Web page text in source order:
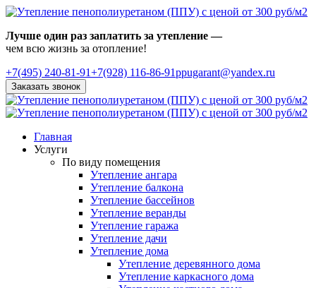
Лучше один раз заплатить за утепление —
чем всю жизнь за отопление!
+7(495) 240-81-91+7(928) 116-86-91ppugarant@yandex.ru
Заказать звонок
Главная
Услуги
По виду помещения
Утепление ангара
Утепление балкона
Утепление бассейнов
Утепление веранды
Утепление гаража
Утепление дачи
Утепление дома
Утепление деревянного дома
Утепление каркасного дома